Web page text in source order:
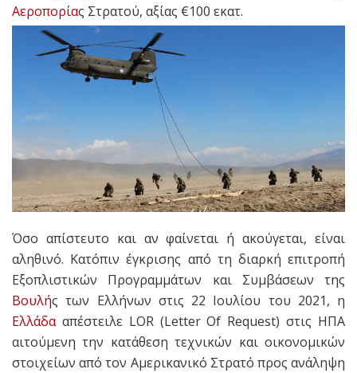
Αεροπορίας Στρατού, αξίας €100 εκατ.
Όσο απίστευτο και αν φαίνεται ή ακούγεται, είναι
αληθινό. Κατόπιν έγκρισης από τη διαρκή επιτροπή
Εξοπλιστικών Προγραμμάτων και Συμβάσεων της
Βουλής των Ελλήνων στις 22 Ιουλίου του 2021, η
Ελλάδααπέστειλε LOR (Letter Of Request) στις ΗΠΑ
αιτούμενη την κατάθεση τεχνικών και οικονομικών
στοιχείων από τον Αμερικανικό Στρατό προς ανάληψη